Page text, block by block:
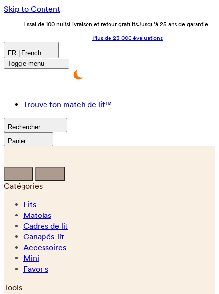
Skip to Content
Essai de 100 nuitsLivraison et retour gratuitsJusqu’à 25 ans de garantie
Plus de 23 000 évaluations
FR | French
Toggle menu
Trouve ton match de lit™
Rechercher
Panier
Catégories
Lits
Matelas
Cadres de lit
Canapés-lit
Accessoires
Mini
Favoris
Tools